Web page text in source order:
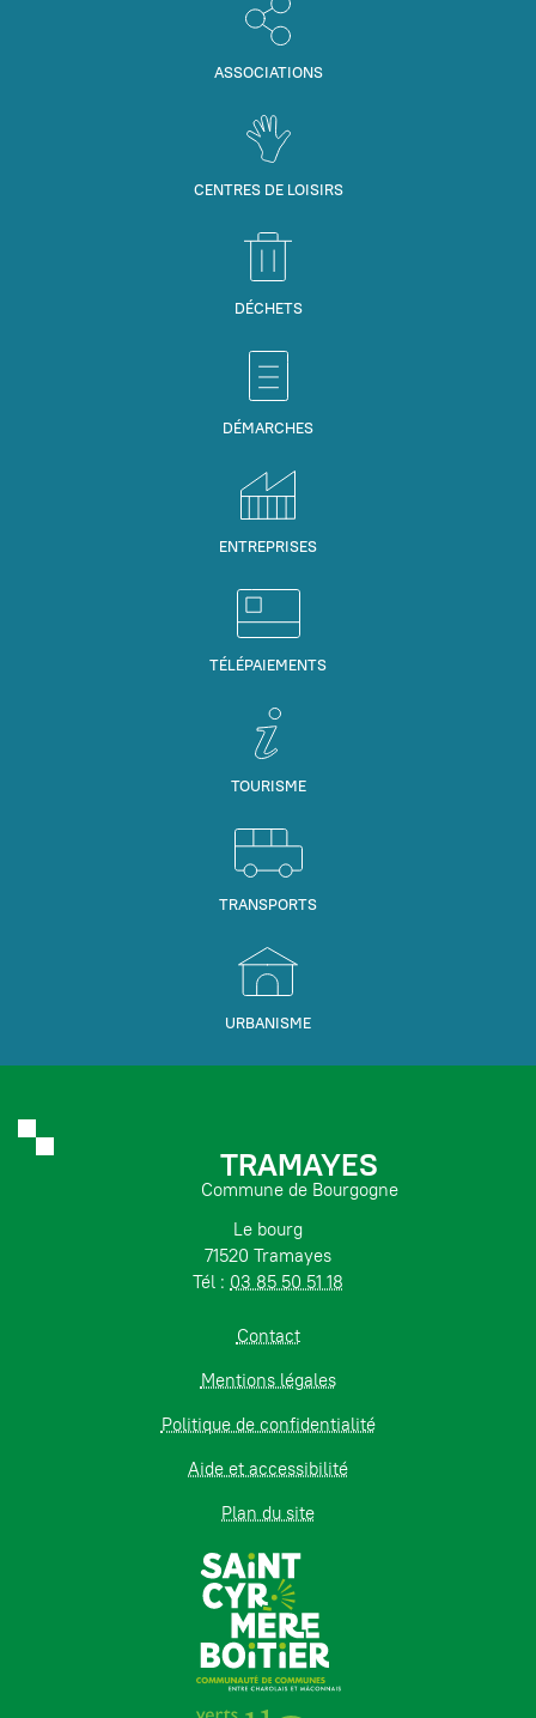
ASSOCIATIONS
CENTRES DE LOISIRS
DÉCHETS
DÉMARCHES
ENTREPRISES
TÉLÉPAIEMENTS
TOURISME
TRANSPORTS
URBANISME
TRAMAYES
Commune de Bourgogne
Le bourg
71520 Tramayes
Tél : 03 85 50 51 18
Contact
Mentions légales
Politique de confidentialité
Aide et accessibilité
Plan du site